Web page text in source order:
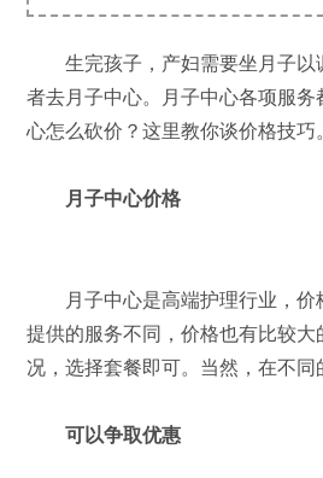
生完孩子，产妇需要坐月子以
者去月子中心。月子中心各项服
心怎么砍价？这里教你谈价格技巧
月子中心价格
月子中心是高端护理行业，价格
提供的服务不同，价格也有比较
况，选择套餐即可。当然，在不
可以争取优惠